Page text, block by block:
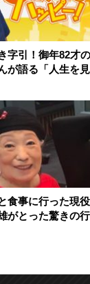
字引！御年82才
が語る「人生を
食事に行った現
がとった驚きの